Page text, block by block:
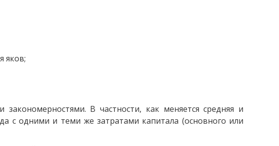
яков;
В частности, как меняется средняя и
с одними и теми же затратами капитала (основного или